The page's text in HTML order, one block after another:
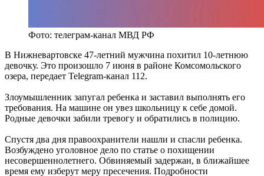
Фото: телеграм-канал МВД РФ
В Нижневартовске 47-летний мужчина похитил 10-летнюю
девочку. Это произошло 7 июня в районе Комсомольского
озера, передает Telegram-канал 112.
Злоумышленник запугал ребенка и заставил выполнять его
требования. На машине он увез школьницу к себе домой.
Родные девочки забили тревогу и обратились в полицию.
Спустя два дня правоохранители нашли и спасли ребенка.
Возбуждено уголовное дело по статье о похищении
несовершеннолетнего. Обвиняемый задержан, в ближайшее
время ему изберут меру пресечения. Подробности